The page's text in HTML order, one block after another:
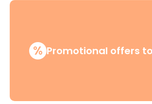
% Promotional offers